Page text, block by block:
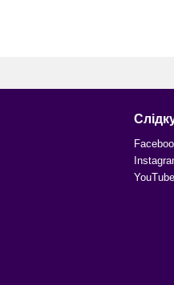
YouTube